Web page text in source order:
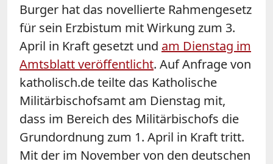
Burger hat das novellierte Rahmengesetz
für sein Erzbistum mit Wirkung zum 3.
April in Kraft gesetzt und am Dienstag im
Amtsblatt veröffentlicht. Auf Anfrage von
katholisch.de teilte das Katholische
Militärbischofsamt am Dienstag mit,
dass im Bereich des Militärbischofs die
Grundordnung zum 1. April in Kraft tritt.
Mit der im November von den deutschen